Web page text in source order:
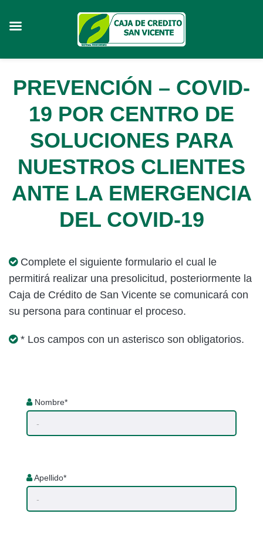
PREVENCIÓN – COVID-
19 POR CENTRO DE
SOLUCIONES PARA
NUESTROS CLIENTES
ANTE LA EMERGENCIA
DEL COVID-19
Complete el siguiente formulario el cual le
permitirá realizar una presolicitud, posteriormente la
Caja de Crédito de San Vicente se comunicará con
su persona para continuar el proceso.
* Los campos con un asterisco son obligatorios.
Nombre*
Apellido*